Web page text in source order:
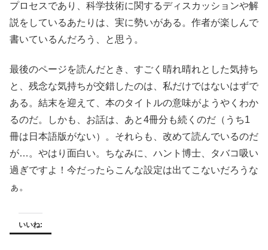
プロセスであり、科学技術に関するディスカッションや解
説をしているあたりは、実に勢いがある。作者が楽しんで
書いているんだろう、と思う。
最後のページを読んだとき、すごく晴れ晴れとした気持ち
と、残念な気持ちが交錯したのは、私だけではないはずで
ある。結末を迎えて、本のタイトルの意味がようやくわか
るのだ。しかも、お話は、あと4冊分も続くのだ（うち1
冊は日本語版がない）。それらも、改めて読んでいるのだ
が…。やはり面白い。ちなみに、ハント博士、タバコ吸い
過ぎですよ！今だったらこんな設定は出てこないだろうな
ぁ。
いいね: